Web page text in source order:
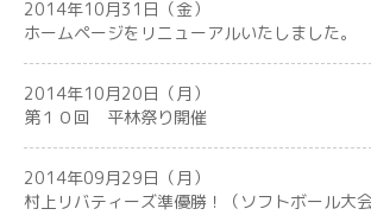
2014年10月31日（金）
ホームページをリニューアルいたしました。
2014年10月20日（月）
第１０回 平林祭り開催
2014年09月29日（月）
村上リバティーズ準優勝！（ソフトボール大会